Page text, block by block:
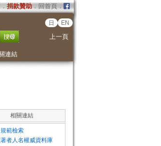
． 捐款贊助．回首頁．
日 EN
上一頁
連結
相關連結
範檢索
者人名權威資料庫